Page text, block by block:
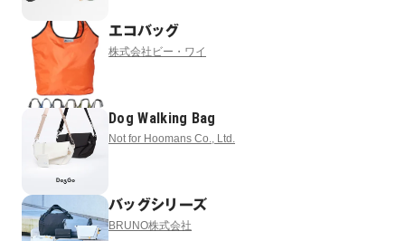
エコバッグ
株式会社ビー・ワイ
Dog Walking Bag
Not for Hoomans Co., Ltd.
バッグシリーズ
BRUNO株式会社